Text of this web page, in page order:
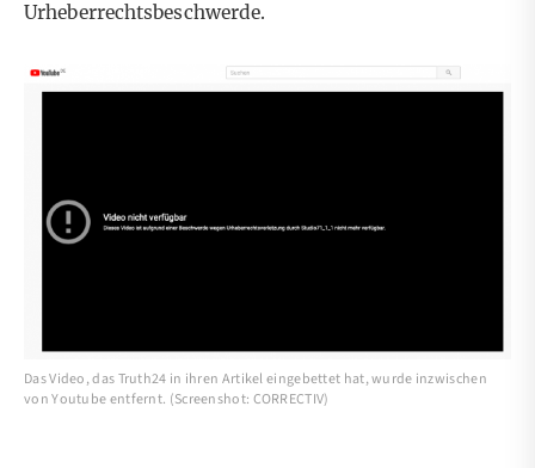
Urheberrechtsbeschwerde.
Das Video, das Truth24 in ihren Artikel eingebettet hat, wurde inzwischen
von Youtube entfernt. (Screenshot: CORRECTIV)